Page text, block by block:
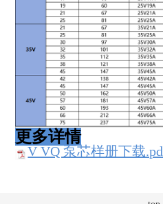
更多详情
V VQ 泵芯样册下载